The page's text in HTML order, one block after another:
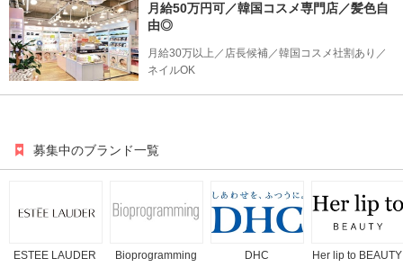
月給50万円可／韓国コスメ専門店／髪色自
由◎
月給30万以上／店長候補／韓国コスメ社割あり／
ネイルOK
募集中のブランド一覧
ESTEE LAUDER Bioprogramming DHC Her lip to BEAUTY